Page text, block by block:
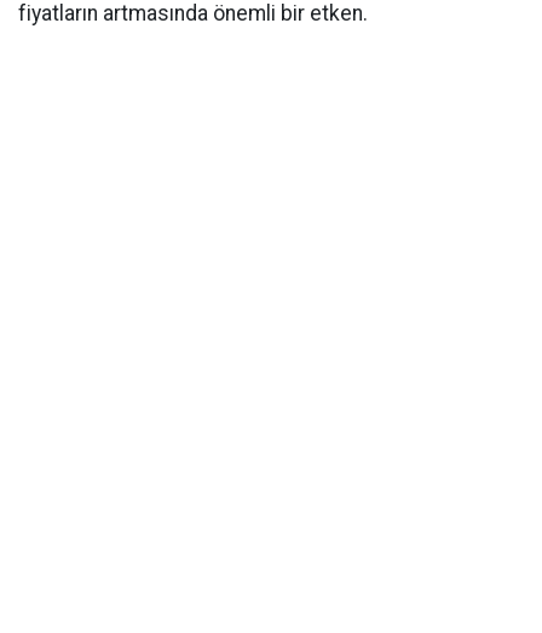
fiyatların artmasında önemli bir etken.